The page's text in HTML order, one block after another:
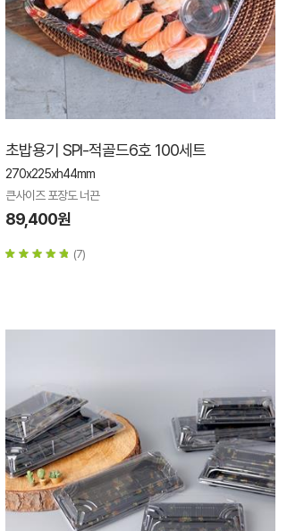
초밥용기 SPI-적골드6호 100세트
270x225xh44mm
큰사이즈 포장도 너끈
89,400원
(7)